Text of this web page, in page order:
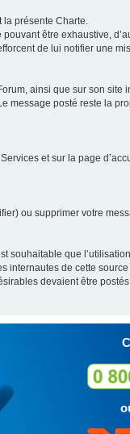
la présente Charte.
être exhaustive,
de lui notifier une
ainsi que sur son site
message posté reste la
et sur la page
ou supprimer votre
souhaitable que
internautes de cette source
devaient être